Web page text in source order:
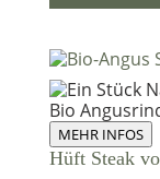
MEHR INFOS
Hüft Steak